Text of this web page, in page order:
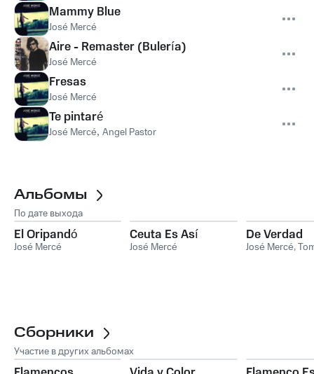
Mammy Blue
José Mercé
Aire - Remaster (Bulería)
José Mercé
Fresas
José Mercé
Te pintaré
José Mercé, Angel Pastor
Альбомы
По дате выхода
El Oripandó
José Mercé
Ceuta Es Así
José Mercé
De Verdad
José Mercé,
Сборники
Участие в других альбомах